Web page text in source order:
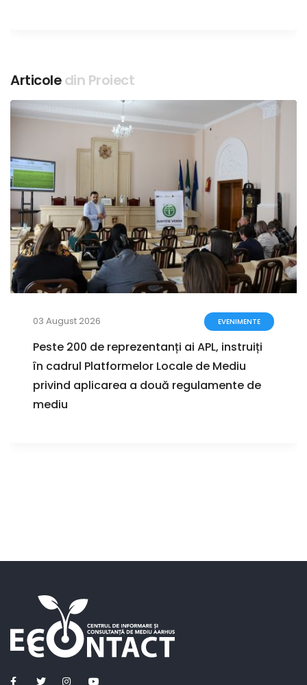
Articoledin Proiect
03 August 2026 EVENIMENTE
Peste 200 de reprezentanți ai APL, instruiți
în cadrul Platformelor Locale de Mediu
privind aplicarea a două regulamente de
mediu